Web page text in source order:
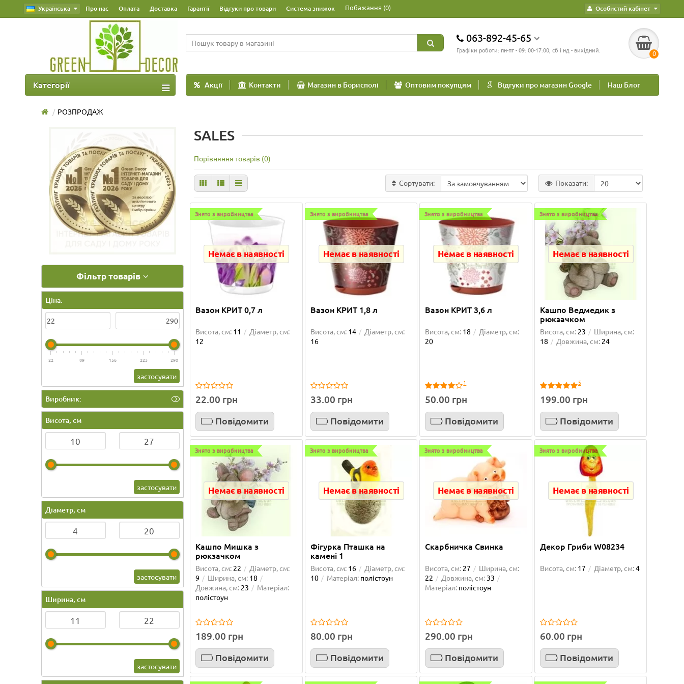
Особистий кабінет
Українська Про нас Оплата Доставка Гарантії Відгуки про товари Система знижок Побажання (0)
063-892-45-65
Графіки роботи: пн-пт - 09: 00-17:00, сб і нд - вихідний. 0
Акції Контакти Магазин в Борисполі Оптовим покупцям Відгуки про магазин Google Наш Блог
Категорії
РОЗПРОДАЖ
Фільтр товарів
Ціна:
22 89 156 223 290
застосувати
Виробник:
Висота, см
застосувати
Діаметр, см
застосувати
Ширина, см
застосувати
SALES
Порівняння товарів (0)
Сортувати: Показати:
Знято з виробництва
Немає в наявності
Вазон КРИТ 0,7 л
Висота, см: 11
Діаметр, см:
12
22.00 грн
Повідомити
Знято з виробництва
Немає в наявності
Вазон КРИТ 1,8 л
Висота, см: 14
Діаметр, см:
16
33.00 грн
Повідомити
Знято з виробництва
Немає в наявності
Вазон КРИТ 3,6 л
Висота, см: 18
Діаметр, см:
20
1
50.00 грн
Повідомити
Знято з виробництва
Немає в наявності
Кашпо Ведмедик з
рюкзачком
Висота, см: 23
Ширина, см:
18
Довжина, см: 24
5
199.00 грн
Повідомити
Знято з виробництва
Немає в наявності
Кашпо Мишка з
рюкзачком
Висота, см: 22
Діаметр, см:
9
Ширина, см: 18
Довжина, см: 23
Матеріал:
полістоун
189.00 грн
Повідомити
Знято з виробництва
Немає в наявності
Фігурка Пташка на
камені 1
Висота, см: 16
Діаметр, см:
10
Матеріал: полістоун
80.00 грн
Повідомити
Знято з виробництва
Немає в наявності
Скарбничка Свинка
Висота, см: 27
Ширина, см:
22
Довжина, см: 33
Матеріал: полістоун
290.00 грн
Повідомити
Знято з виробництва
Немає в наявності
Декор Гриби W08234
Висота, см: 17 Діаметр, см:4
60.00 грн
Повідомити